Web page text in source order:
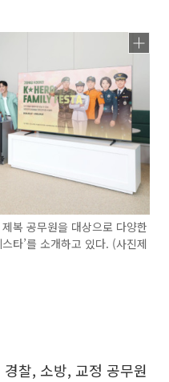
복 공무원을 대상으로 다양한
타’를 소개하고 있다. (사진제
찰, 소방, 교정 공무원